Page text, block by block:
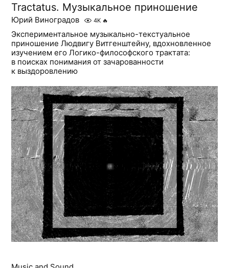
Tractatus. Музыкальное приношение
Юрий Виноградов 4K 🔥
Экспериментальное музыкально-текстуальное
приношение Людвигу Витгенштейну, вдохновленное
изучением его Логико-философского трактата:
в поисках понимания от зачарованности
к выздоровлению